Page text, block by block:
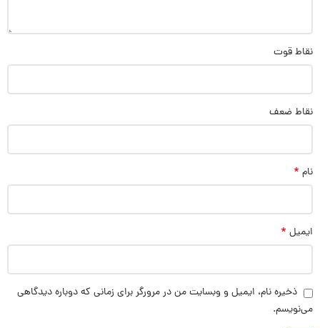
نقاط قوت
نقاط ضعف
نام *
ایمیل *
ذخیره نام، ایمیل و وبسایت من در مرورگر برای زمانی که دوباره دیدگاهی
می‌نویسم.